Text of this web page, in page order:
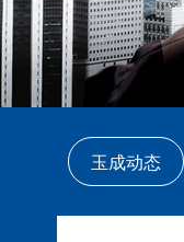
玉成动态